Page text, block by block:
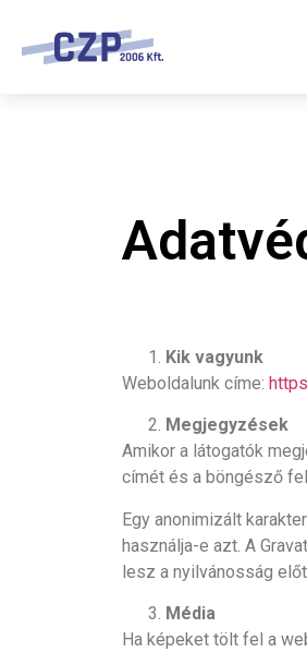
Kik vagyunk
Weboldalunk címe:
Megjegyzések
Amikor a látogatók
címét és a böngésző
Egy anonimizált
használja-e azt. A
lesz a nyilvánosság
Média
Ha képeket tölt fel a